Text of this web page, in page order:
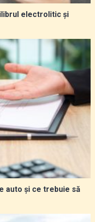
electrolitic și
auto și ce trebuie să